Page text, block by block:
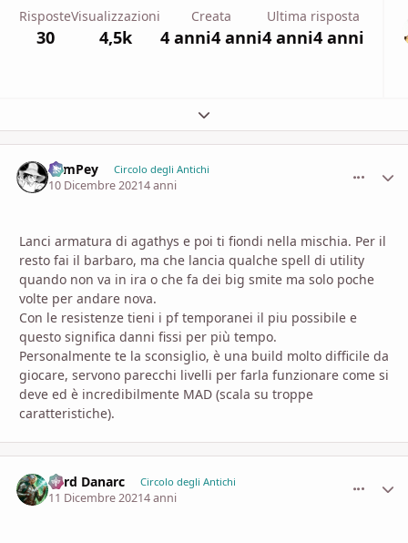
Risposte
30
Visualizzazioni
4,5k
Creata
4 anni4 anni
Ultima risposta
4 anni4 anni
Espandi panoramica del topic
SamPey Circolo degli Antichi
10 Dicembre 20214 anni
Lanci armatura di agathys e poi ti fiondi nella mischia. Per il
resto fai il barbaro, ma che lancia qualche spell di utility
quando non va in ira o che fa dei big smite ma solo poche
volte per andare nova.
Con le resistenze tieni i pf temporanei il piu possibile e
questo significa danni fissi per più tempo.
Personalmente te la sconsiglio, è una build molto difficile da
giocare, servono parecchi livelli per farla funzionare come si
deve ed è incredibilmente MAD (scala su troppe
caratteristiche).
Lord Danarc Circolo degli Antichi
11 Dicembre 20214 anni